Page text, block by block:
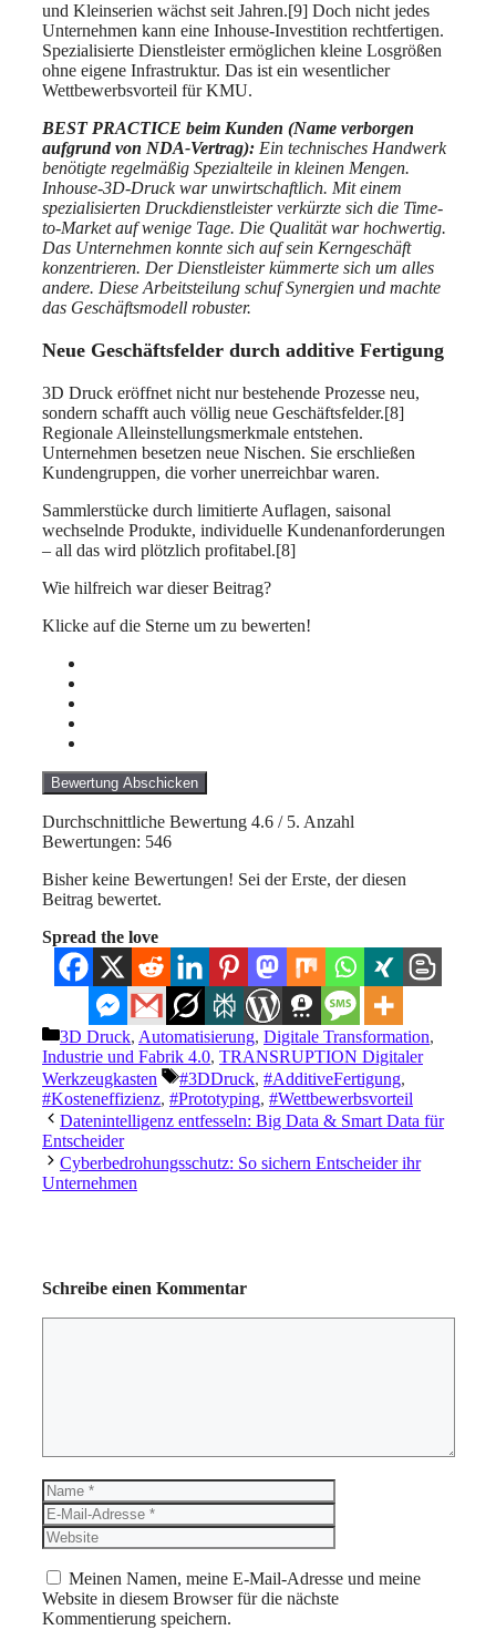
und Kleinserien wächst seit Jahren.[9] Doch nicht jedes
Unternehmen kann eine Inhouse-Investition rechtfertigen.
Spezialisierte Dienstleister ermöglichen kleine Losgrößen
ohne eigene Infrastruktur. Das ist ein wesentlicher
Wettbewerbsvorteil für KMU.
BEST PRACTICE beim Kunden (Name verborgen
aufgrund von NDA-Vertrag): Ein technisches Handwerk
benötigte regelmäßig Spezialteile in kleinen Mengen.
Inhouse-3D-Druck war unwirtschaftlich. Mit einem
spezialisierten Druckdienstleister verkürzte sich die Time-
to-Market auf wenige Tage. Die Qualität war hochwertig.
Das Unternehmen konnte sich auf sein Kerngeschäft
konzentrieren. Der Dienstleister kümmerte sich um alles
andere. Diese Arbeitsteilung schuf Synergien und machte
das Geschäftsmodell robuster.
Neue Geschäftsfelder durch additive Fertigung
3D Druck eröffnet nicht nur bestehende Prozesse neu,
sondern schafft auch völlig neue Geschäftsfelder.[8]
Regionale Alleinstellungsmerkmale entstehen.
Unternehmen besetzen neue Nischen. Sie erschließen
Kundengruppen, die vorher unerreichbar waren.
Sammlerstücke durch limitierte Auflagen, saisonal
wechselnde Produkte, individuelle Kundenanforderungen
– all das wird plötzlich profitabel.[8]
Wie hilfreich war dieser Beitrag?
Klicke auf die Sterne um zu bewerten!
Bewertung Abschicken
Durchschnittliche Bewertung 4.6 / 5. Anzahl
Bewertungen: 546
Bisher keine Bewertungen! Sei der Erste, der diesen
Beitrag bewertet.
Spread the love
Kategorien
3D Druck, Automatisierung, Digitale Transformation,
Industrie und Fabrik 4.0, TRANSRUPTION Digitaler
Werkzeugkasten
Schlagwörter
#3DDruck, #AdditiveFertigung,
#Kosteneffizienz, #Prototyping, #Wettbewerbsvorteil
Datenintelligenz entfesseln: Big Data & Smart Data für
Entscheider
Cyberbedrohungsschutz: So sichern Entscheider ihr
Unternehmen
Schreibe einen Kommentar
Name
Mail-
Adresse
Meinen Namen, meine E-Mail-Adresse und meine
Website in diesem Browser für die nächste
Kommentierung speichern.